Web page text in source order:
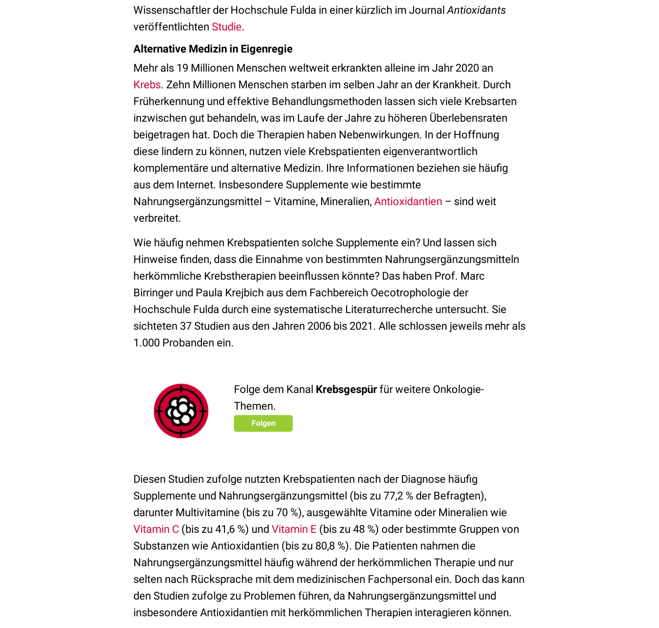
Wissenschaftler der Hochschule Fulda in einer kürzlich im JournalAntioxidants
veröffentlichten Studie.
Alternative Medizin in Eigenregie
Mehr als 19 Millionen Menschen weltweit erkrankten alleine im Jahr 2020 an
Krebs. Zehn Millionen Menschen starben im selben Jahr an der Krankheit. Durch
Früherkennung und effektive Behandlungsmethoden lassen sich viele Krebsarten
inzwischen gut behandeln, was im Laufe der Jahre zu höheren Überlebensraten
beigetragen hat. Doch die Therapien haben Nebenwirkungen. In der Hoffnung
diese lindern zu können, nutzen viele Krebspatienten eigenverantwortlich
komplementäre und alternative Medizin. Ihre Informationen beziehen sie häufig
aus dem Internet. Insbesondere Supplemente wie bestimmte
Nahrungsergänzungsmittel – Vitamine, Mineralien, Antioxidantien – sind weit
verbreitet.
Wie häufig nehmen Krebspatienten solche Supplemente ein? Und lassen sich
Hinweise finden, dass die Einnahme von bestimmten Nahrungsergänzungsmitteln
herkömmliche Krebstherapien beeinflussen könnte? Das haben Prof. Marc
Birringer und Paula Krejbich aus dem Fachbereich Oecotrophologie der
Hochschule Fulda durch eine systematische Literaturrecherche untersucht. Sie
sichteten 37 Studien aus den Jahren 2006 bis 2021. Alle schlossen jeweils mehr als
1.000 Probanden ein.
Folge dem Kanal Krebsgespür für weitere Onkologie-
Themen.
Folgen
Diesen Studien zufolge nutzten Krebspatienten nach der Diagnose häufig
Supplemente und Nahrungsergänzungsmittel (bis zu 77,2 % der Befragten),
darunter Multivitamine (bis zu 70 %), ausgewählte Vitamine oder Mineralien wie
Vitamin C (bis zu 41,6 %) und Vitamin E (bis zu 48 %) oder bestimmte Gruppen von
Substanzen wie Antioxidantien (bis zu 80,8 %). Die Patienten nahmen die
Nahrungsergänzungsmittel häufig während der herkömmlichen Therapie und nur
selten nach Rücksprache mit dem medizinischen Fachpersonal ein. Doch das kann
den Studien zufolge zu Problemen führen, da Nahrungsergänzungsmittel und
insbesondere Antioxidantien mit herkömmlichen Therapien interagieren können.